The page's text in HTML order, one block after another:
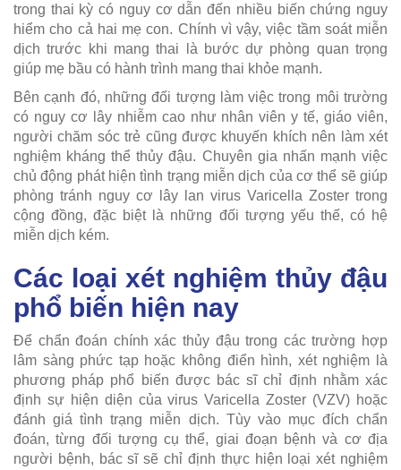
trong thai kỳ có nguy cơ dẫn đến nhiều biến chứng nguy
hiểm cho cả hai mẹ con. Chính vì vậy, việc tầm soát miễn
dịch trước khi mang thai là bước dự phòng quan trọng
giúp mẹ bầu có hành trình mang thai khỏe mạnh.
Bên cạnh đó, những đối tượng làm việc trong môi trường
có nguy cơ lây nhiễm cao như nhân viên y tế, giáo viên,
người chăm sóc trẻ cũng được khuyến khích nên làm xét
nghiệm kháng thể thủy đậu. Chuyên gia nhấn mạnh việc
chủ động phát hiện tình trạng miễn dịch của cơ thể sẽ giúp
phòng tránh nguy cơ lây lan virus Varicella Zoster trong
cộng đồng, đặc biệt là những đối tượng yếu thế, có hệ
miễn dịch kém.
Các loại xét nghiệm thủy đậu
phổ biến hiện nay
Để chẩn đoán chính xác thủy đậu trong các trường hợp
lâm sàng phức tạp hoặc không điển hình, xét nghiệm là
phương pháp phổ biến được bác sĩ chỉ định nhằm xác
định sự hiện diện của virus Varicella Zoster (VZV) hoặc
đánh giá tình trạng miễn dịch. Tùy vào mục đích chẩn
đoán, từng đối tượng cụ thể, giai đoạn bệnh và cơ địa
người bệnh, bác sĩ sẽ chỉ định thực hiện loại xét nghiệm